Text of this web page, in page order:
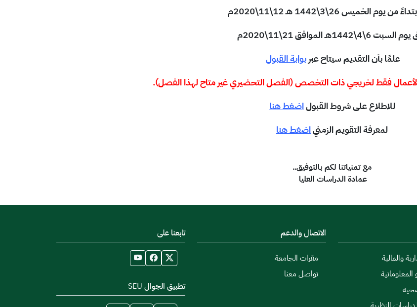
يوم الخميس 26\3\1442 هـ 12\11\2020م
6\4\1442هـ الموافق 21\11\2020م
علمًا بأن التقديم سيتاح عبر بوابة القبول
الأعمال فقط لخريجي ذات التخصص (الفصل التحضيري غير متاح لهذا الفصل).
للاطلاع على شروط القبولاضغط هنا
لمعرفة التقويم الزمنياضغط هنا
مع تمنياتنا لكم بالتوفيق..
عمادة الدراسات العليا
والمالية
الاتصال والدعم
مقرات الجامعة
تواصل معنا
تابعنا على
تطبيق الجوال SEU